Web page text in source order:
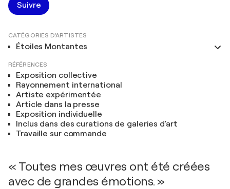
Suivre
CATÉGORIES D'ARTISTES
Étoiles Montantes
RÉFÉRENCES
Exposition collective
Rayonnement international
Artiste expérimentée
Article dans la presse
Exposition individuelle
Inclus dans des curations de galeries d'art
Travaille sur commande
« Toutes mes œuvres ont été créées
avec de grandes émotions. »